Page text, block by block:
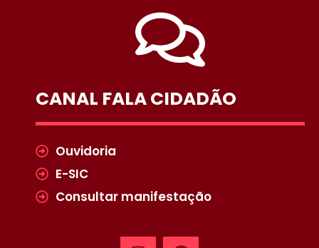
CANAL FALA CIDADÃO
Ouvidoria
E-SIC
Consultar manifestação